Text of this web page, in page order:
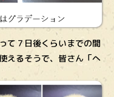
て７日後くらいまでの間
えるそうで、皆さん「へ